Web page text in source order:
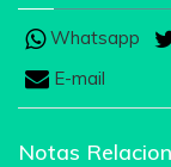
Whatsapp
E-mail
Notas